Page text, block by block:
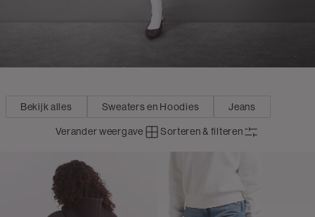
Bekijk alles Sweaters en Hoodies Jeans
Verander weergave Sorteren & filteren